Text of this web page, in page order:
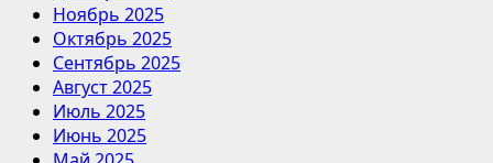
Ноябрь 2025
Октябрь 2025
Сентябрь 2025
Август 2025
Июль 2025
Июнь 2025